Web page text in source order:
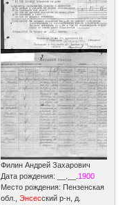
Филин Андрей Захарович
Дата рождения: __.__. 1900
Место рождения: Пензенская
обл.,Энсесский р-н, д.